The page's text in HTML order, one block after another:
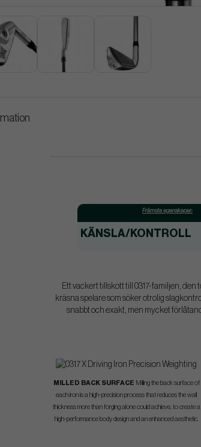
Främsta egenskaper:
KÄNSLA/KONTROLL
Ett vackert tillskott till 0317-familjen,
kräsna spelare som söker otrolig
snabbt och exakt, men mycket
MILLED BACK SURFACE Milling the back surface of
each iron is a high-precision process that reduces the wall
thickness more than forging alone could achieve, to create a
high-performance body design and an enhanced aesthetic.